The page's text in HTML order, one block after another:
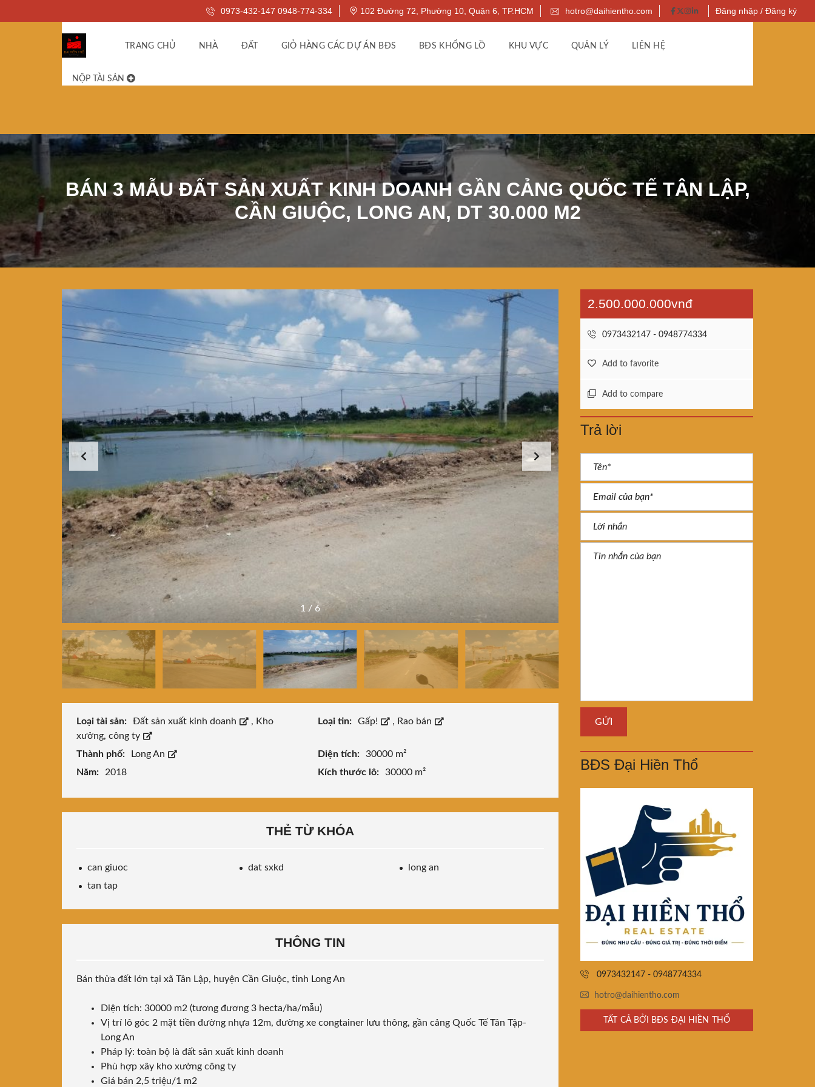
0973-432-147 0948-774-334 102 Đường 72, Phường 10, Quận 6, TP.HCM hotro@daihientho.com Đăng nhập / Đăng ký
TRANG CHỦ NHÀ ĐẤT GIỎ HÀNG CÁC DỰ ÁN BĐS BĐS KHỔNG LỒ KHU VỰC QUẢN LÝ LIÊN HỆ
NỘP TÀI SẢN
BÁN 3 MẪU ĐẤT SẢN XUẤT KINH DOANH GẦN CẢNG QUỐC TẾ TÂN LẬP,
CẦN GIUỘC, LONG AN, DT 30.000 M2
1 / 6
Loại tài sản: Đất sản xuất kinh doanh , Kho
xưởng, công ty
Loại tin: Gấp! , Rao bán
Thành phố: Long An Diện tích:
30000 m²
Năm:
2018 Kích thước lô: 30000 m²
THẺ TỪ KHÓA
can giuoc dat sxkd
long an
tan tap
THÔNG TIN
Bán thửa đất lớn tại xã Tân Lập, huyện Cần Giuộc, tỉnh Long An
Diện tích: 30000 m2 (tương đương 3 hecta/ha/mẫu)
Vị trí lô góc 2 mặt tiền đường nhựa 12m, đường xe congtainer lưu thông, gần cảng Quốc Tế Tân Tập-
Long An
Pháp lý: toàn bộ là đất sản xuất kinh doanh
Phù hợp xây kho xưởng công ty
Giá bán 2,5 triệu/1 m2
2.500.000.000vnđ
0973432147 - 0948774334
Add to favorite
Add to compare
Trả lời
BĐS Đại Hiền Thổ
0973432147 - 0948774334
hotro@daihientho.com
TẤT CẢ BỞI BĐS ĐẠI HIỀN THỔ